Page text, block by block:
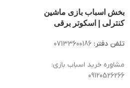
بخش اسباب بازی ماشین
کنترلی | اسکوتر برقی
تلفن دفتر: 07133600186
مشاوره خرید اسباب بازی:
09120526266